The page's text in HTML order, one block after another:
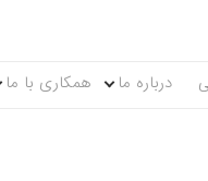
درباره ما همکاری با ما